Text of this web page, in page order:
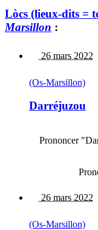
Lòcs (lieux-dits =
Marsillon :
26 mars 2022
(Os-Marsillon)
Darréjuzou
Prononcer
26 mars 2022
(Os-Marsillon)